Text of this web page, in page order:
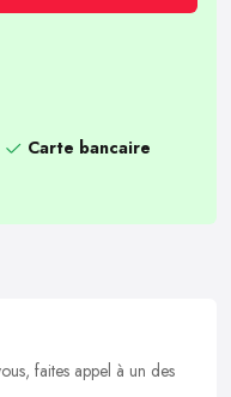
Carte bancaire
faites appel à un des